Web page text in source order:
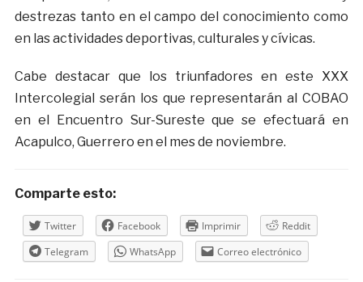
destrezas tanto en el campo del conocimiento como
en las actividades deportivas, culturales y cívicas.
Cabe destacar que los triunfadores en este XXX
Intercolegial serán los que representarán al COBAO
en el Encuentro Sur-Sureste que se efectuará en
Acapulco, Guerrero en el mes de noviembre.
Comparte esto:
Twitter Facebook Imprimir
Reddit
Telegram
WhatsApp Correo electrónico